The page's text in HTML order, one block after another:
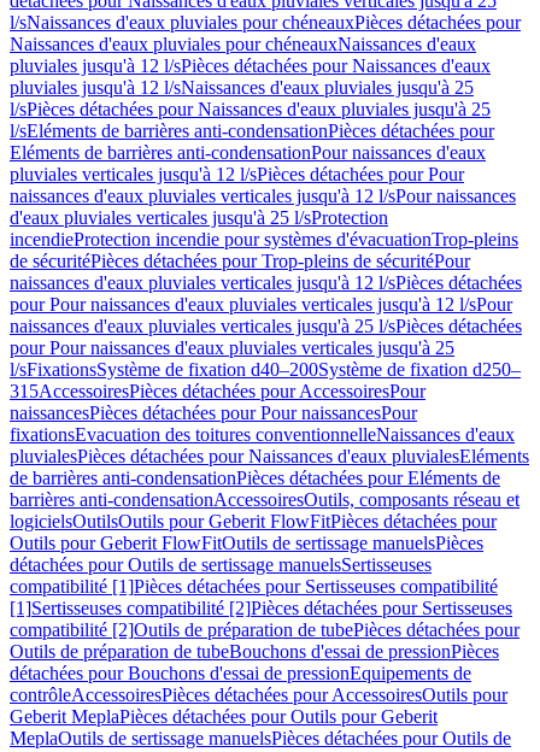
l/sNaissances d'eaux pluviales pour chéneauxPièces détachées pour
Naissances d'eaux pluviales pour chéneauxNaissances d'eaux
pluviales jusqu'à 12 l/sPièces détachées pour Naissances d'eaux
pluviales jusqu'à 12 l/sNaissances d'eaux pluviales jusqu'à 25
l/sPièces détachées pour Naissances d'eaux pluviales jusqu'à 25
l/sEléments de barrières anti-condensationPièces détachées pour
Eléments de barrières anti-condensationPour naissances d'eaux
pluviales verticales jusqu'à 12 l/sPièces détachées pour Pour
naissances d'eaux pluviales verticales jusqu'à 12 l/sPour naissances
d'eaux pluviales verticales jusqu'à 25 l/sProtection
incendieProtection incendie pour systèmes d'évacuationTrop-pleins
de sécuritéPièces détachées pour Trop-pleins de sécuritéPour
naissances d'eaux pluviales verticales jusqu'à 12 l/sPièces détachées
pour Pour naissances d'eaux pluviales verticales jusqu'à 12 l/sPour
naissances d'eaux pluviales verticales jusqu'à 25 l/sPièces détachées
pour Pour naissances d'eaux pluviales verticales jusqu'à 25
l/sFixationsSystème de fixation d40–200Système de fixation d250–
315AccessoiresPièces détachées pour AccessoiresPour
naissancesPièces détachées pour Pour naissancesPour
fixationsEvacuation des toitures conventionnelleNaissances d'eaux
pluvialesPièces détachées pour Naissances d'eaux pluvialesEléments
de barrières anti-condensationPièces détachées pour Eléments de
barrières anti-condensationAccessoiresOutils, composants réseau et
logicielsOutilsOutils pour Geberit FlowFitPièces détachées pour
Outils pour Geberit FlowFitOutils de sertissage manuelsPièces
détachées pour Outils de sertissage manuelsSertisseuses
compatibilité [1]Pièces détachées pour Sertisseuses compatibilité
[1]Sertisseuses compatibilité [2]Pièces détachées pour Sertisseuses
compatibilité [2]Outils de préparation de tubePièces détachées pour
Outils de préparation de tubeBouchons d'essai de pressionPièces
détachées pour Bouchons d'essai de pressionEquipements de
contrôleAccessoiresPièces détachées pour AccessoiresOutils pour
Geberit MeplaPièces détachées pour Outils pour Geberit
MeplaOutils de sertissage manuelsPièces détachées pour Outils de